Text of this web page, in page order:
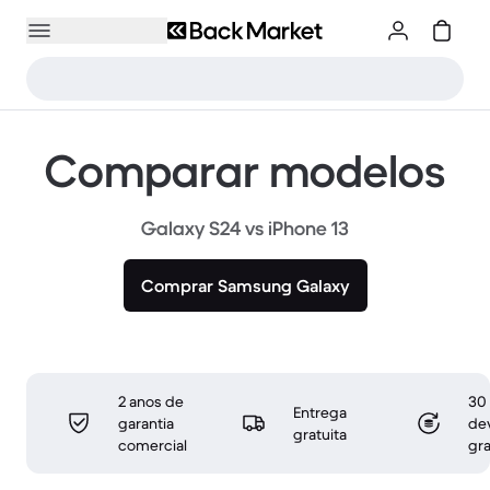
Comparar modelos
Galaxy S24 vs iPhone 13
Comprar Samsung Galaxy
2 anos de
garantia
comercial
Entrega
gratuita
30